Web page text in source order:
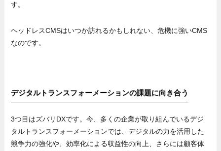
す。
ヘッドレスCMSはいつか訪れるかもしれない、危機に強いCMS
なのです。
デジタルトランスフォーメーションの課題に向き合う
3つ目はズバリDXです。今、多くの企業が取り組んでいるデジ
タルトランスフォーメーションでは、デジタルの力を活用した
競争力の強化や、効率化による収益性の向上、さらには顧客体